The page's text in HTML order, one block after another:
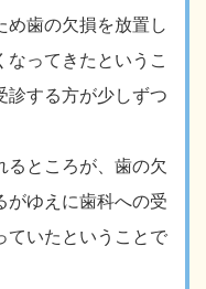
め歯の欠損を放置し
ってきたというこ
診する方が少しずつ
るところが、歯の欠
がゆえに歯科への受
ていたということで